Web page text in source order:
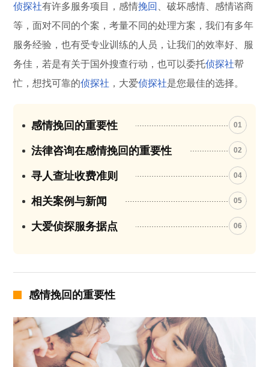
侦探社有许多服务项目，感情挽回
、破坏感情、感情谘商
等，面对不同的个案，考量不同的处理方案，我们有多年
服务经验，也有受专业训练的人员，让我们的效率好、服
务佳，若是有关于国外搜查行动，也可以委托侦探社帮
忙，想找可靠的侦探社 ，大爱侦探社是您最佳的选择。
感情挽回的重要性 01
法律咨询在感情挽回的重要性 02
寻人查址收费准则 04
相关案例与新闻 05
大爱侦探服务据点 06
感情挽回的重要性